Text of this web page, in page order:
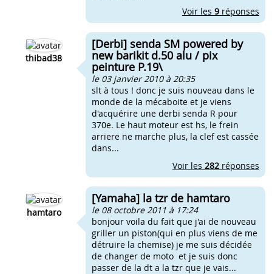
Voir les 9 réponses
thibad38
[Derbi] senda SM powered by
new barikit d.50 alu / pix
peinture P.19\
le 03 janvier 2010 à 20:35
slt à tous ! donc je suis nouveau dans le
monde de la mécaboite et je viens
d'acquérire une derbi senda R pour
370e. Le haut moteur est hs, le frein
arriere ne marche plus, la clef est cassée
dans...
Voir les 282 réponses
hamtaro
[Yamaha] la tzr de hamtaro
le 08 octobre 2011 à 17:24
bonjour voila du fait que j'ai de nouveau
griller un piston(qui en plus viens de me
détruire la chemise) je me suis décidée
de changer de moto et je suis donc
passer de la dt a la tzr que je vais...